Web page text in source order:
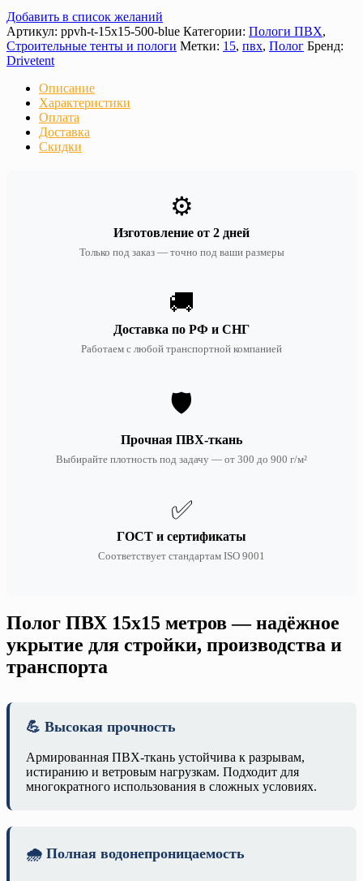
Добавить в список желаний
Артикул: ppvh-t-15х15-500-blue Категории: Пологи ПВХ,
Строительные тенты и пологи Метки: 15, пвх, Полог Бренд:
Drivetent
Описание
Характеристики
Оплата
Доставка
Скидки
⚙️
Изготовление от 2 дней
Только под заказ — точно под ваши размеры
🚚
Доставка по РФ и СНГ
Работаем с любой транспортной компанией
🛡️
Прочная ПВХ-ткань
Выбирайте плотность под задачу — от 300 до 900 г/м²
✅
ГОСТ и сертификаты
Соответствует стандартам ISO 9001
Полог ПВХ 15х15 метров — надёжное
укрытие для стройки, производства и
транспорта
💪 Высокая прочность
Армированная ПВХ-ткань устойчива к разрывам,
истиранию и ветровым нагрузкам. Подходит для
многократного использования в сложных условиях.
🌧️ Полная водонепроницаемость